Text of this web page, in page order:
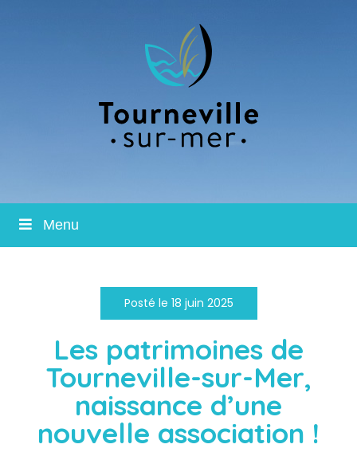
Menu
Posté le 18 juin 2025
Les patrimoines de
Tourneville-sur-Mer,
naissance d’une
nouvelle association !